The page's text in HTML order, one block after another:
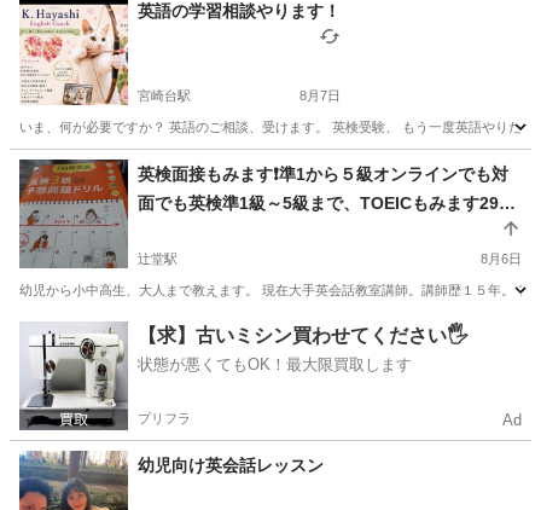
英語の学習相談やります！
宮崎台駅 8月7日
いま、何が必要ですか？ 英語のご相談、受けます。 英検受験、 もう一度英語やりた
神奈川 川崎市 宮崎台駅 英語 状態
英検面接もみます❗準1から５級オンラインでも対
面でも英検準1級～5級まで、TOEICもみます295
→630点、2級大学受験用英検、オンラインで全国
からOK。TOEIC対策、対面でも。小学生から大人
まで 英会話、英検５級から準１級、TOEIC初級
辻堂駅 8月6日
幼児から小中高生、大人まで教えます。 現在大手英会話教室講師。講師歴１５年。
神奈川 藤沢市 辻堂駅 英検 1級
【求】古いミシン買わせてください🖐️
状態が悪くてもOK！最大限買取します
プリフラ Ad
幼児向け英会話レッスン